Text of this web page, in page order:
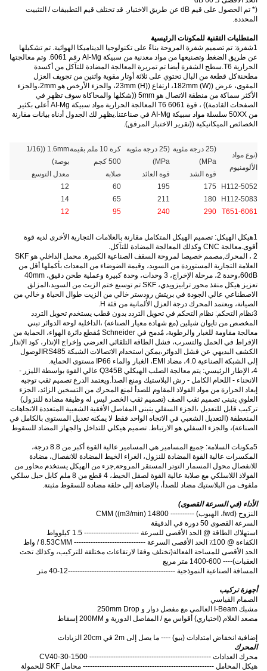
(
* تم الحصول على قيم dB عن طريق الاختبار. قد تختلف قيم التطبيقات / التثبيت
المحددة.
المتطلبات التقنية للمكونات الرئيسية
1شفرة: تم تصميم شفرة المروحة بناءً على تكنولوجيا الديناميكا الهوائية. تم تشكيلها
عن طريق الضغط وتصنيعها من مواد معدنية من سبيكة AI-Mg رقم 6061. وتم معالجتها
الحرارية T6.سطح الشفرة أيضا تم تمريرة المعالجة المضادة للتآكل من أكسدة
مطحنةكل قطعة من البال تحتوي على ثلاثة أوتار مقوية واثنين من تجويف العزل
المقوى، عرض ((W) 182mm، ارتفاع ((H) 23mm، والجزء الأرخص هو 2mm،والجزء
الأكثر سماكة من منطقة الاتصال هو 5mm ((شكلها والمحاكاة سوف تظهر في
الصفحات القادمة)) ، قوة 6061 T6 المعالجة الحرارية مواد سبيكة AI-Mg أعلى بكثير
من 50XX سلسلة مواد سبيكة AI-Mg في صناعتنا.يظهر لك الجدول أدناه بيانات مقارنة
الخصائص الميكانيكية ((تقرير الاختبار المرفق).
(نوع مواد
الألومنيوم
(25 درجة مئوية
MPa)
قوة الشد
(25 درجة مئوية
MPa)
قوة العائد
كرة 10 ملم بقيمة
500 كجم
صلابة
1.6mm ((1/16
بوصة)
معدل التوسع
5052-H112
175
195
60
12
5083-H112
180
211
65
14
6061-T651
290
240
95
12
1هيكل الهيكل: تصميم الهيكل المتكامل مقارنة بالعلامات التجارية الأخرى لديه قوة
أقوى.معالجة CNC وكذلك المعالجة المضادة للتآكل.
2 ، المحرك
,
مصمم خصيصا لمروحة السقف الصناعية الكبيرة. محمل الداخلي هو SKF
العلامة التجارية المستوردة من السويد، وقيمة الضوضاء من المعدات بأكملها أقل من
60dB،وحدة 2، مرحلة الإخراج، 3 وحدات، وحدة كبيرة وعملية طحن دقيق، 40mm
تعزيز هيكل منفذ محور ترابيزويدي، SKF تم توسيع ختم الزيت من السويد،المزلق
الاصطناعي عالي الجودة في بريتش رودستر خالي من الزيت طوال الحياة و خالي من
الصيانة، ويعتمد المحرك درجة العزل الألمانية من فئة H.
3نظام التحكم: نظام التحكم في تحويل التردد بدون قطب يستخدم تحويل التردد
المخصص من تايوان شيلين (مع شهادة معيار الصناعة) ،الداخلية لوحة الدوائر تبني
معالجة مقاومة للغبار والرطوبة، مُدمج في Schneider مُقطع دائرة الهواء، الحماية من
الإفراط في الحمل والتسرب، فشل الطاقة التلقائي العرضي وإخراج الإنذار، كود الإنذار
الكشف البديهي عن فشل الدوائر،يمكن استخدام الاتصالات الشبكة RS485الوصول
إلى الشبكة الصناعية 4.0، مضاد EMI، الغبار والماء IP66 مستوى الحماية.
4، الإطار الرئيسي: يتم معالجة الصلب الهيكلي Q345B عالي القوة بواسطة الليزر -
الانحناء - اللحام الكامل - رش البلاستيك ومنع الصدأ.ويعتمد الدرع تصميم ثقب توجيه
إبعاد الحرارة من مواد الفولاذ المقاوم للصدأ لمنع المحرك من التسخين الزائد، الجزء
العلوي يتبنى تصميم ثقب الصف (تصميم ثقب الخصر ليس له وظيفة مضادة للنزول)
تركيب قابل للتعديل ،الجزء السفلي يتبنى المفاصل الأفقية الشعبية المتعددة الاتجاهات
المنعطفة (التعديل الشعبي في الاتجاه الواحد فقط لا يمكنه تعديل المستوى بالكامل في
الصناعة)، والجزء السفلي هو الارتباط. تصميم هيكلي للتداخل والجهاز المضاد للسقوط
5مكونات السلامة: جميع المسامير هي المسامير عالية القوة أكبر من 8.8 درجة،
المكسرات عالية القوة المضادة للنزول، الغراء الخيط المضادة للانفصال، مضادة
للانفصال محول المسمار التوتر المستقر المروحة,جزء من الهيكل يستخدم محاور من
الفولاذ اللاسلكي مع صلابة عالية القوة لصقل الخيط، 4 قطع من 8 ملم كابل حبل سلكي
ملفوف من البلاستيك مضاد للصدأ، بالإضافة إلى حلقة مضادة للسقوط مثبتة.
الأداء (في السرعة القصوى)
النزوح (fwd، الهبوب) ---------- 14800 CMM ((m3/min)
السرعة القصوى 50 دورة في الدقيقة
استهلاك الطاقة @ الحد الأقصى للسرعة ----------------------- 1.5 كيلوواط
الكفاءة @ 100٪ الحد الأقصى السرعة ------------------------------ 8.53CMM / واط
الحد الأقصى للمساحة الفعالة(تختلف وفقا لارتفاعات مختلفة للتركيب، وكذلك تحت
العقبات)---- 600-1400 متر مربع
المسافة الصناعية النموذجية ---------------------------------------------12-40 متر
أجهزة تركيب
الصمام القياسي
مشبك I-Beam العالمي مع مفصل دوار و 250mm Drop
مصعد الغلام (اختياري) أقواس مع / المفاصل الدورية و 200MM إسقاط
إضافية انخفاض امتدادات (بيو) ---- ما يصل إلى 2m في 20cm الزيادات
المحرك
محرك العدادات --------------------------------------------------- CV40-30-1500
هيكل المحامل ------------------------------------------------------- محامل SKF للحمولة